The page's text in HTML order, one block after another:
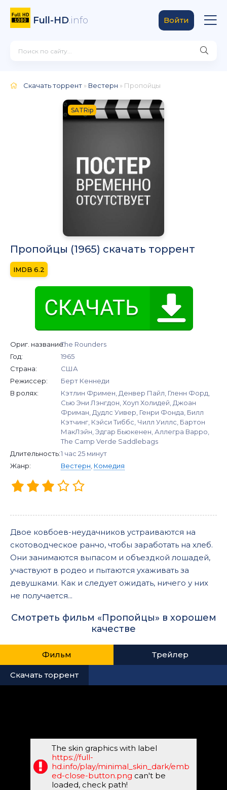
Full-HD.info Войти
Скачать торрент » Вестерн » Пропойцы
SATRip
Пропойцы (1965) скачать торрент
6.2
Ориг. название:The Rounders
Год:
1965
Страна:
США
Режиссер:
Берт Кеннеди
В ролях:
Кэтлин Фримен, Денвер Пайл, Гленн Форд,
Сью Эни Лэнгдон, Хоуп Холидей, Джоан
Фриман, Дудлс Уивер, Генри Фонда, Билл
Кэтчинг, Кэйси Тиббс, Чилл Уиллс, Бартон
МакЛэйн, Эдгар Бьюкенен, Аллегра Варро,
The Camp Verde Saddlebags
Длительность:1 час 25 минут
Жанр:
Вестерн Комедия
Двое ковбоев-неудачников устраиваются на
скотоводческое ранчо, чтобы заработать на хлеб.
Они занимаются выпасом и объездкой лошадей,
участвуют в родео и пытаются ухаживать за
девушками. Как и следует ожидать, ничего у них
не получается...
Смотреть фильм «Пропойцы» в хорошем
качестве
Фильм Трейлер
Скачать торрент
The skin graphics with label
https://full-
hd.info/play/minimal_skin_dark/emb
ed-close-button.png can't be
loaded, check path!